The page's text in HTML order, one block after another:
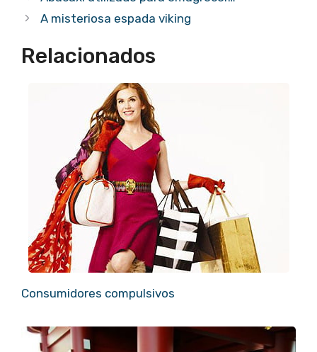
A misteriosa espada viking
Relacionados
Consumidores compulsivos